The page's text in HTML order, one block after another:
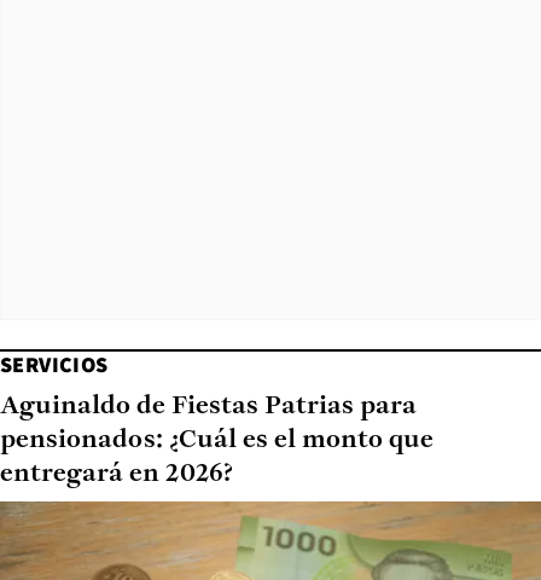
SERVICIOS
Aguinaldo de Fiestas Patrias para
pensionados: ¿Cuál es el monto que
entregará en 2026?